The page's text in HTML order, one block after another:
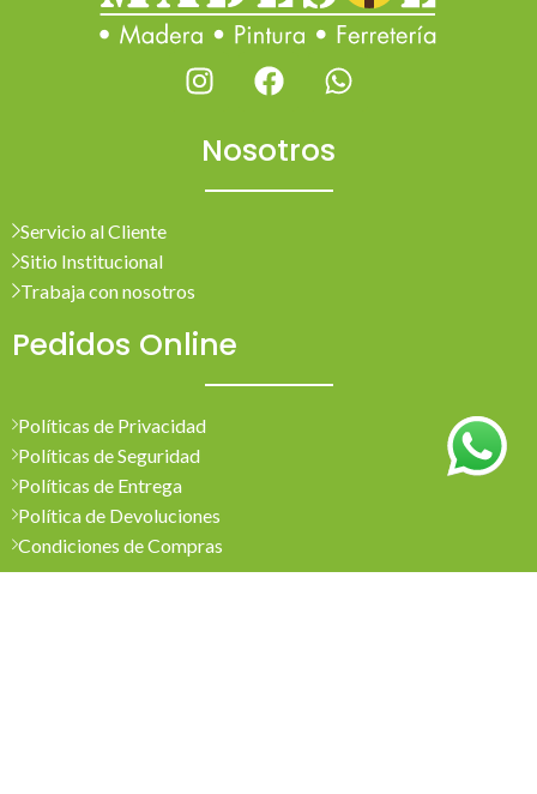
Nosotros
Servicio al Cliente
Sitio Institucional
Trabaja con nosotros
Pedidos Online
Políticas de Privacidad
Políticas de Seguridad
Políticas de Entrega
Política de Devoluciones
Condiciones de Compras